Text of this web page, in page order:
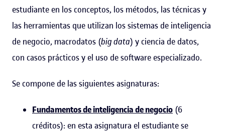
estudiante en los conceptos, los métodos, las técnicas y
las herramientas que utilizan los sistemas de inteligencia
de negocio, macrodatos (big data) y ciencia de datos,
con casos prácticos y el uso de software especializado.
Se compone de las siguientes asignaturas:
Fundamentos de inteligencia de negocio (6
créditos): en esta asignatura el estudiante se